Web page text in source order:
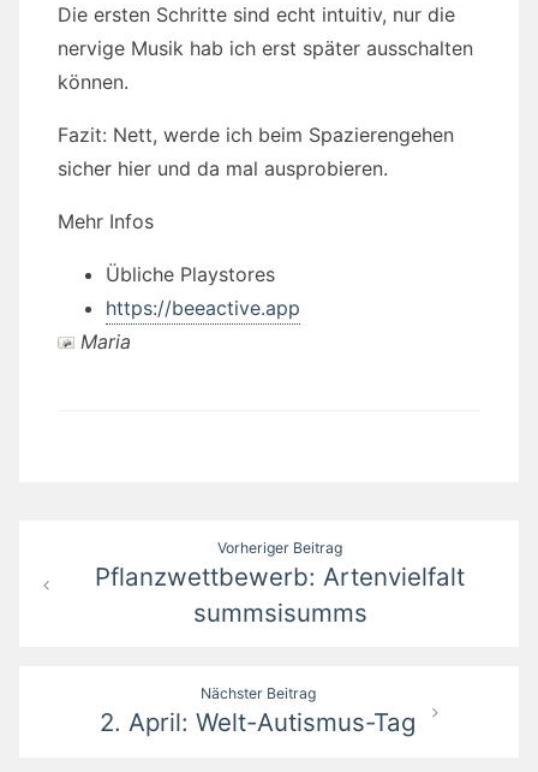
Die ersten Schritte sind echt intuitiv, nur die
nervige Musik hab ich erst später ausschalten
können.
Fazit: Nett, werde ich beim Spazierengehen
sicher hier und da mal ausprobieren.
Mehr Infos
Übliche Playstores
https://beeactive.app
Maria
Beitragsnavigation
Vorheriger Beitrag
Pflanzwettbewerb: Artenvielfalt
summsisumms
Nächster Beitrag
2. April: Welt-Autismus-Tag